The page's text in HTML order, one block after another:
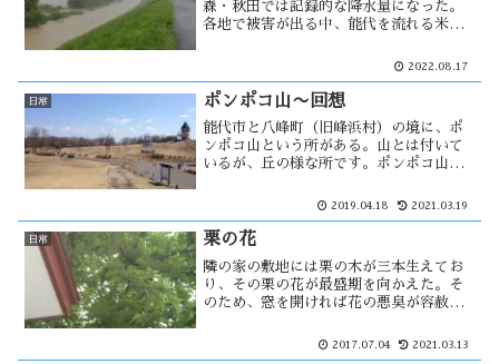
森・秋田では記録的な降水量になった。
各地で被害が出る中、能代を流れる米代
い出すと、水位の上昇は気が休まる事が
ではいられなくなる。
2022.08.17
日常 ポンポコ山〜回想
能代市と八峰町（旧峰浜村）の境に、ポ
ンポコ山という所がある。山とは付いて
いるが、丘の様な所です。ポンポコ山は
ステージや直売所も併設されている。こ
来ていた。しかし、当時とは全然変わっ
2019.04.18 2021.03.19
日常 栗の花
隣の家の敷地には栗の木が三本生えてお
り、その栗の花が最盛期を向かえた。そ
のため、窓を開ければ花の悪臭が容赦な
恩恵を与えてくれるため我慢している
2017.07.04 2021.03.13